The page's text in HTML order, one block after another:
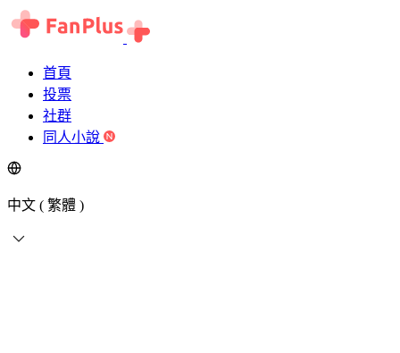
首頁
投票
社群
同人小說
中文 ( 繁體 )